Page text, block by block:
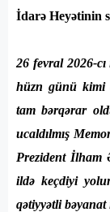
İdarə Heyətinin
26 fevral 2026-
hüzn günü kimi
tam bərqərar
ucaldılmış
Prezident İlham
ildə keçdiyi
qətiyyətli bəyanat